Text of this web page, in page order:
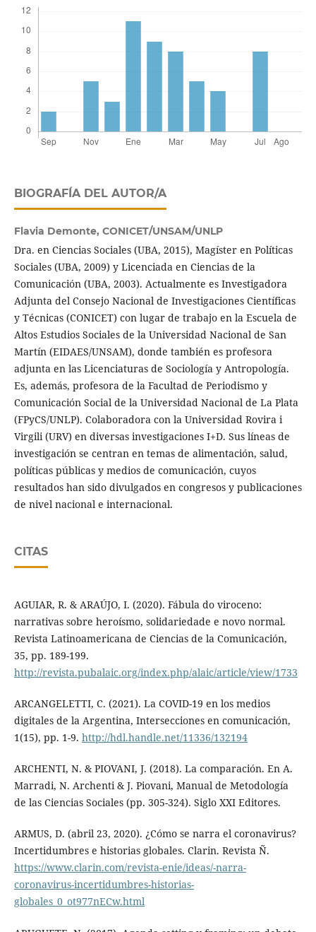
BIOGRAFÍA DEL AUTOR/A
Flavia Demonte, CONICET/UNSAM/UNLP
Dra. en Ciencias Sociales (UBA, 2015), Magíster en Políticas
Sociales (UBA, 2009) y Licenciada en Ciencias de la
Comunicación (UBA, 2003). Actualmente es Investigadora
Adjunta del Consejo Nacional de Investigaciones Científicas
y Técnicas (CONICET) con lugar de trabajo en la Escuela de
Altos Estudios Sociales de la Universidad Nacional de San
Martín (EIDAES/UNSAM), donde también es profesora
adjunta en las Licenciaturas de Sociología y Antropología.
Es, además, profesora de la Facultad de Periodismo y
Comunicación Social de la Universidad Nacional de La Plata
(FPyCS/UNLP). Colaboradora con la Universidad Rovira i
Virgili (URV) en diversas investigaciones I+D. Sus líneas de
investigación se centran en temas de alimentación, salud,
políticas públicas y medios de comunicación, cuyos
resultados han sido divulgados en congresos y publicaciones
de nivel nacional e internacional.
CITAS
AGUIAR, R. & ARAÚJO, I. (2020). Fábula do viroceno:
narrativas sobre heroísmo, solidariedade e novo normal.
Revista Latinoamericana de Ciencias de la Comunicación,
35, pp. 189-199.
http://revista.pubalaic.org/index.php/alaic/article/view/1733
ARCANGELETTI, C. (2021). La COVID-19 en los medios
digitales de la Argentina, Intersecciones en comunicación,
1(15), pp. 1-9. http://hdl.handle.net/11336/132194
ARCHENTI, N. & PIOVANI, J. (2018). La comparación. En A.
Marradi, N. Archenti & J. Piovani, Manual de Metodología
de las Ciencias Sociales (pp. 305-324). Siglo XXI Editores.
ARMUS, D. (abril 23, 2020). ¿Cómo se narra el coronavirus?
Incertidumbres e historias globales. Clarin. Revista Ñ.
https://www.clarin.com/revista-enie/ideas/-narra-
coronavirus-incertidumbres-historias-
globales_0_ot977nECw.html